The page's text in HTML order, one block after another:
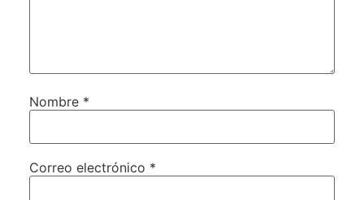
Nombre *
Correo electrónico *